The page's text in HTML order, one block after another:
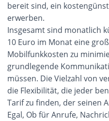
bereit sind, ein
erwerben.
Insgesamt sind monatlich
10 Euro im Monat eine
Mobilfunkkosten zu
grundlegende
müssen. Die Vielzahl von
die Flexibilität, die jeder
Tarif zu finden, der seinen
Egal, Ob für Anrufe,